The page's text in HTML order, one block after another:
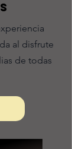
al disfrute
de todas